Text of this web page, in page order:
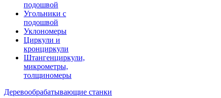
подошвой
Угольники с
подошвой
Уклономеры
Циркули и
кронциркули
Штангенциркули,
микрометры,
толщиномеры
Деревообрабатывающие станки